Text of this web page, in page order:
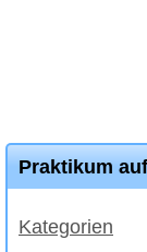
Kategorien